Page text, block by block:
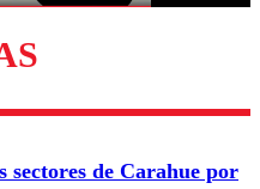
Enviar comentario
sectores de Carahue por